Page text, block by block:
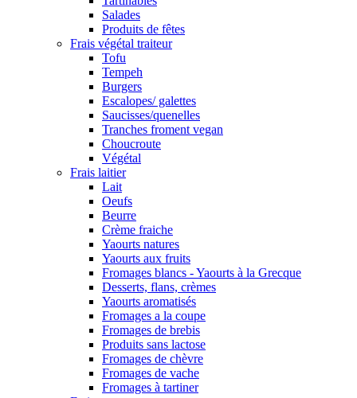
Salades
Produits de fêtes
Frais végétal traiteur
Tofu
Tempeh
Burgers
Escalopes/ galettes
Saucisses/quenelles
Tranches froment vegan
Choucroute
Végétal
Frais laitier
Lait
Oeufs
Beurre
Crème fraiche
Yaourts natures
Yaourts aux fruits
Fromages blancs - Yaourts à la Grecque
Desserts, flans, crèmes
Yaourts aromatisés
Fromages a la coupe
Fromages de brebis
Produits sans lactose
Fromages de chèvre
Fromages de vache
Fromages à tartiner